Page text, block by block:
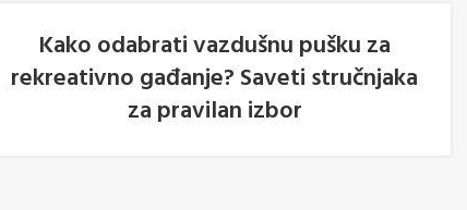
Kako odabrati vazdušnu pušku za
rekreativno gađanje? Saveti stručnjaka
za pravilan izbor